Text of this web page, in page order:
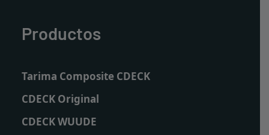
Productos
Tarima Composite CDECK
CDECK Original
CDECK WUUDE